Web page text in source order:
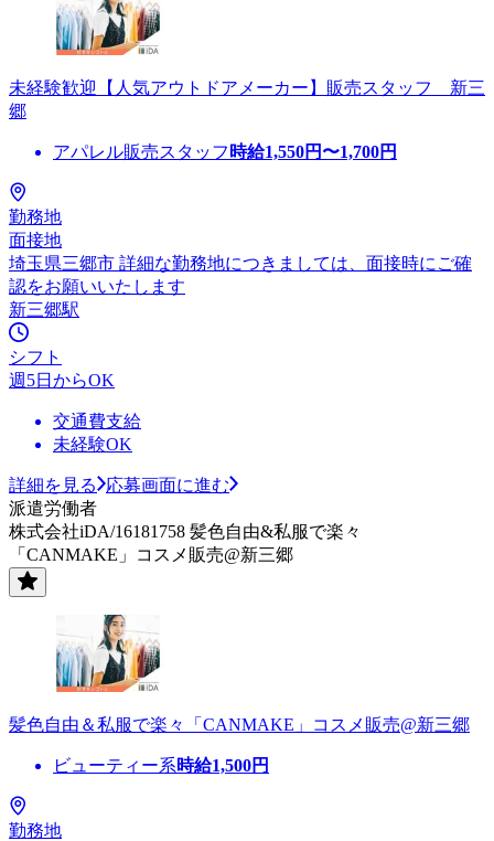
未経験歓迎【人気アウトドアメーカー】販売スタッフ 新三
郷
アパレル販売スタッフ 時給1,550円〜1,700円
勤務地
面接地
埼玉県三郷市 詳細な勤務地につきましては、面接時にご確
認をお願いいたします
新三郷駅
シフト
週5日からOK
交通費支給
未経験OK
詳細を見る
応募画面に進む
派遣労働者
株式会社iDA/16181758 髪色自由&私服で楽々
「CANMAKE」コスメ販売@新三郷
髪色自由＆私服で楽々「CANMAKE」コスメ販売@新三郷
ビューティー系時給1,500円
勤務地